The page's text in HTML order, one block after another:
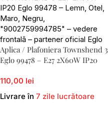
Aplica / Plafoniera Townshend 3
Eglo 99478 – E27 2X60W IP20
110,00 lei
Livrare în 7 zile lucrătoare